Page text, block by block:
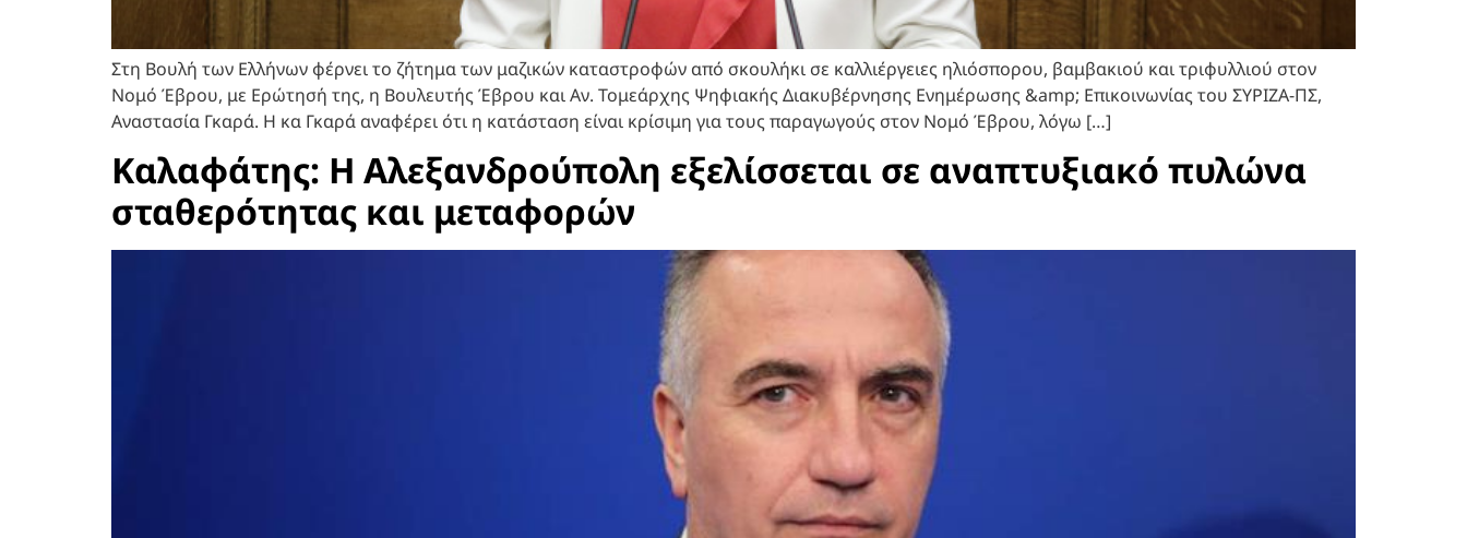
Στη Βουλή των Ελλήνων φέρνει το ζήτημα των μαζικών καταστροφών από σκουλήκι σε καλλιέργειες ηλιόσπορου, βαμβακιού και τριφυλλιού στον
Νομό Έβρου, με Ερώτησή της, η Βουλευτής Έβρου και Αν. Τομεάρχης Ψηφιακής Διακυβέρνησης Ενημέρωσης &amp; Επικοινωνίας του ΣΥΡΙΖΑ-ΠΣ,
Αναστασία Γκαρά. Η κα Γκαρά αναφέρει ότι η κατάσταση είναι κρίσιμη για τους παραγωγούς στον Νομό Έβρου, λόγω […]
Καλαφάτης: Η Αλεξανδρούπολη εξελίσσεται σε αναπτυξιακό πυλώνα
σταθερότητας και μεταφορών